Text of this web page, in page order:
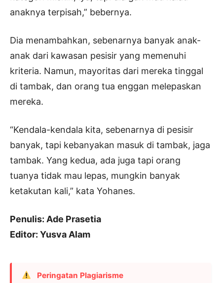
anaknya terpisah,” bebernya.
Dia menambahkan, sebenarnya banyak anak-
anak dari kawasan pesisir yang memenuhi
kriteria. Namun, mayoritas dari mereka tinggal
di tambak, dan orang tua enggan melepaskan
mereka.
“Kendala-kendala kita, sebenarnya di pesisir
banyak, tapi kebanyakan masuk di tambak, jaga
tambak. Yang kedua, ada juga tapi orang
tuanya tidak mau lepas, mungkin banyak
ketakutan kali,” kata Yohanes.
Penulis: Ade Prasetia
Editor: Yusva Alam
Peringatan Plagiarisme